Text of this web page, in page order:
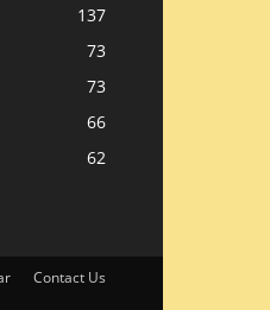
137
73
73
66
62
Contact Us